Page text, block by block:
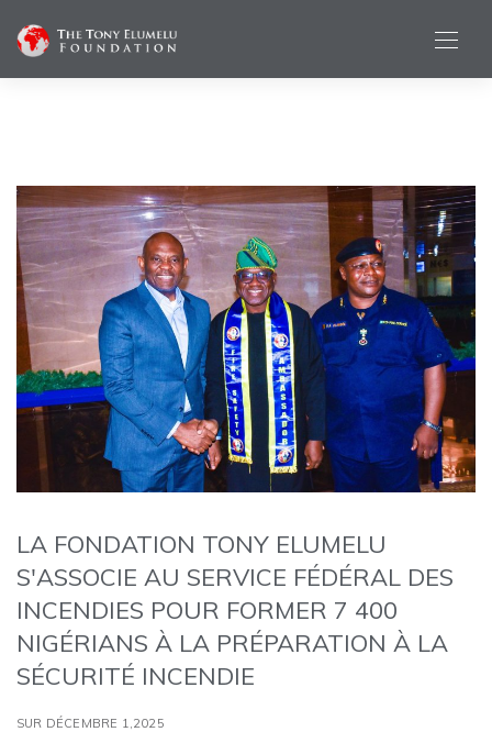
LA FONDATION TONY ELUMELU
S'ASSOCIE AU SERVICE FÉDÉRAL DES
INCENDIES POUR FORMER 7 400
NIGÉRIANS À LA PRÉPARATION À LA
SÉCURITÉ INCENDIE
SUR DÉCEMBRE 1,2025